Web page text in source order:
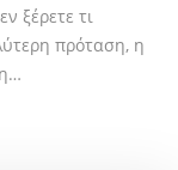
ξέρετε τι
πρόταση, η